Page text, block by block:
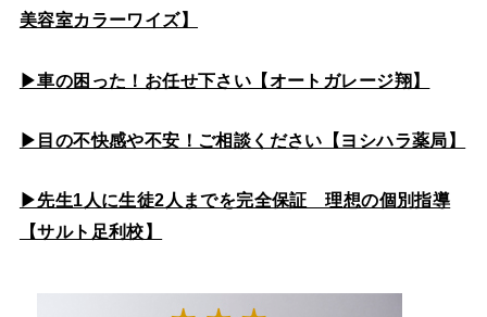
美容室カラーワイズ】
▶車の困った！お任せ下さい【オートガレージ翔】
▶目の不快感や不安！ご相談ください【ヨシハラ薬局】
▶先生1人に生徒2人までを完全保証 理想の個別指導
【サルト足利校】